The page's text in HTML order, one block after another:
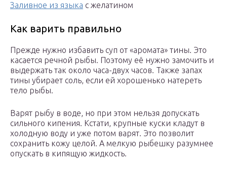
Заливное из языка с желатином
Как варить правильно
Прежде нужно избавить суп от «аромата» тины. Это
касается речной рыбы. Поэтому её нужно замочить и
выдержать так около часа-двух часов. Также запах
тины убирает соль, если ей хорошенько натереть
тело рыбы.
Варят рыбу в воде, но при этом нельзя допускать
сильного кипения. Кстати, крупные куски кладут в
холодную воду и уже потом варят. Это позволит
сохранить кожу целой. А мелкую рыбешку разумнее
опускать в кипящую жидкость.